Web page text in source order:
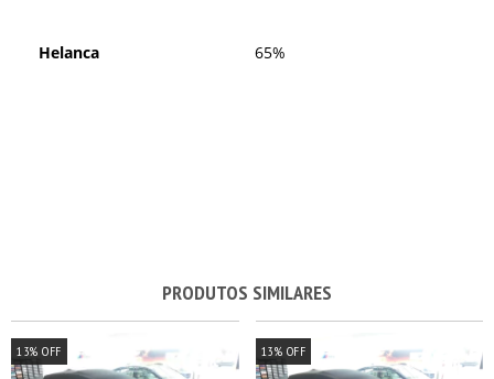
Helanca 65%
PRODUTOS SIMILARES
13% OFF 13% OFF